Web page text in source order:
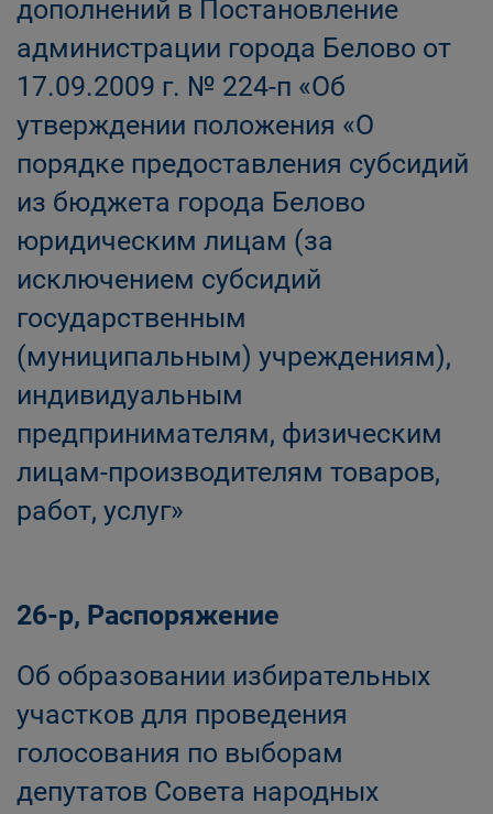
дополнений в Постановление
администрации города Белово от
17.09.2009 г. № 224-п «Об
утверждении положения «О
порядке предоставления субсидий
из бюджета города Белово
юридическим лицам (за
исключением субсидий
государственным
(муниципальным) учреждениям),
индивидуальным
предпринимателям, физическим
лицам-производителям товаров,
работ, услуг»
26-р, Распоряжение
Об образовании избирательных
участков для проведения
голосования по выборам
депутатов Совета народных